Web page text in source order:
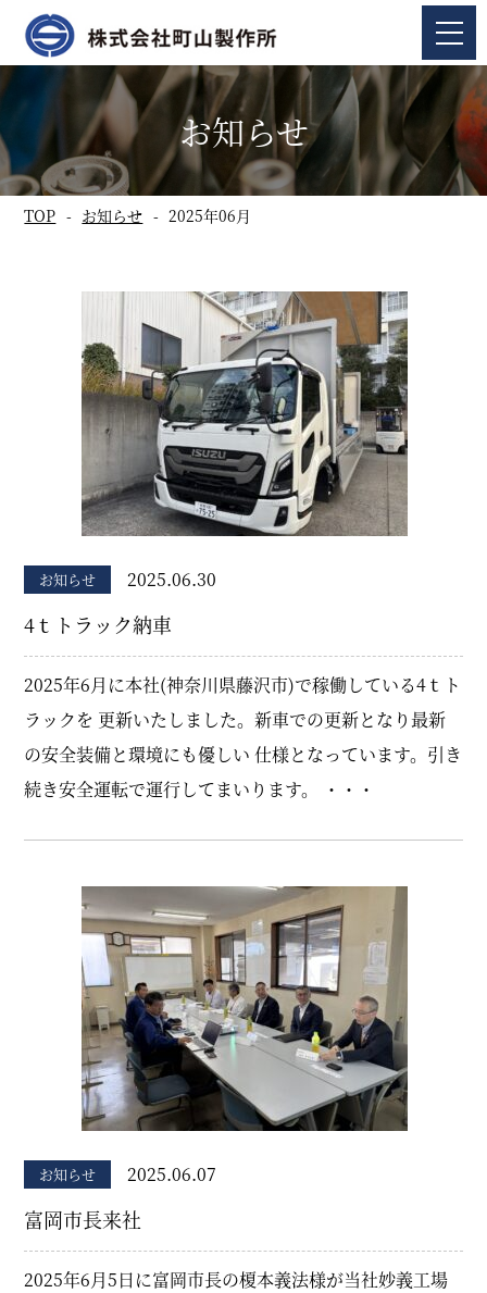
お知らせ
TOP お知らせ 2025年06月
お知らせ 2025.06.30
4ｔトラック納車
2025年6月に本社(神奈川県藤沢市)で稼働している4ｔト
ラックを 更新いたしました。新車での更新となり最新
の安全装備と環境にも優しい 仕様となっています。引き
続き安全運転で運行してまいります。 ・・・
お知らせ 2025.06.07
富岡市長来社
2025年6月5日に富岡市長の榎本義法様が当社妙義工場